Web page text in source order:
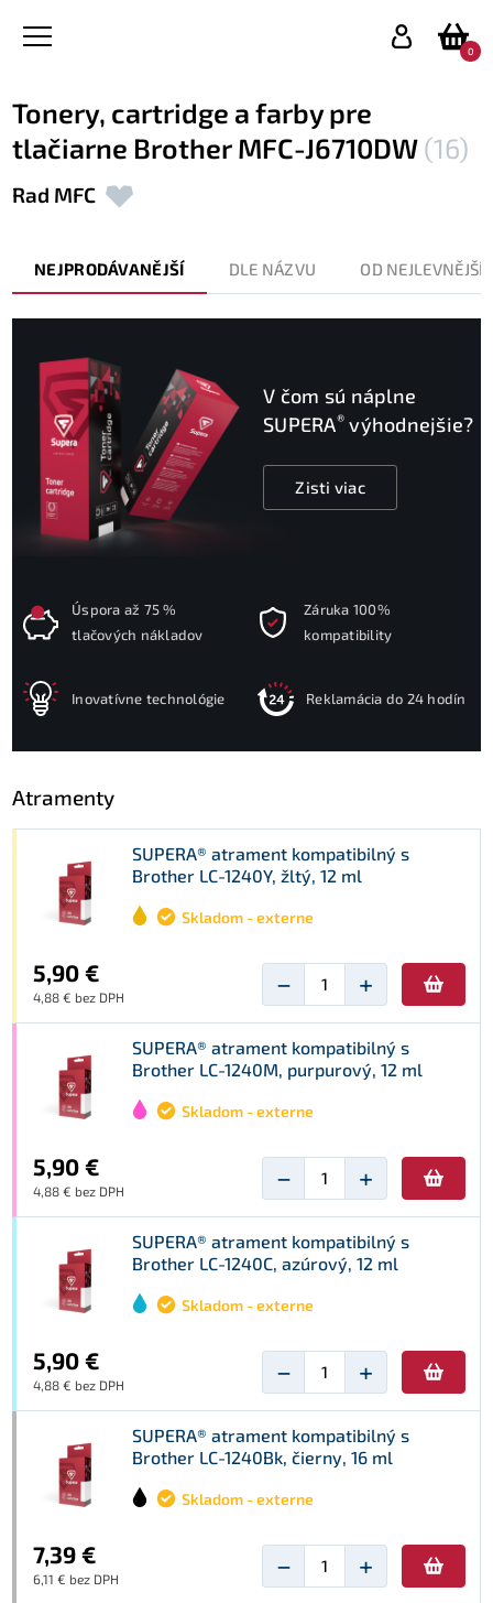
0
Tonery, cartridge a farby pre
tlačiarne Brother MFC-J6710DW (16)
Rad MFC
NEJPRODÁVANĚJŠÍ DLE NÁZVU OD
V čom sú náplne
SUPERA® výhodnejšie?
Zisti viac
Úspora až 75 %
tlačových nákladov
Záruka 100%
kompatibility
Inovatívne technológie Reklamácia do 24 hodín
Atramenty
SUPERA® atrament kompatibilný s
Brother LC-1240Y, žltý, 12 ml
Skladom - externe
5,90 €
4,88 € bez DPH − +
SUPERA® atrament kompatibilný s
Brother LC-1240M, purpurový, 12 ml
Skladom - externe
5,90 €
4,88 € bez DPH − +
SUPERA® atrament kompatibilný s
Brother LC-1240C, azúrový, 12 ml
Skladom - externe
5,90 €
4,88 € bez DPH − +
SUPERA® atrament kompatibilný s
Brother LC-1240Bk, čierny, 16 ml
Skladom - externe
7,39 €
6,11 € bez DPH − +